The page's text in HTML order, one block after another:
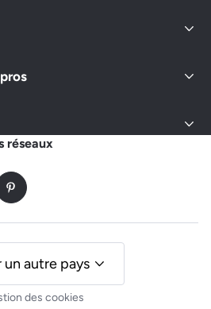
réseaux
Pinterest
des cookies
un autre pays